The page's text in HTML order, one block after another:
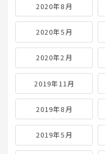
2020年8月
2020年5月
2020年2月
2019年11月
2019年8月
2019年5月